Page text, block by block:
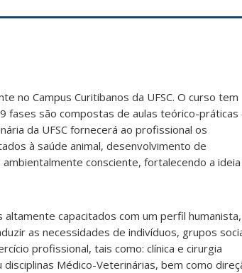
no Campus Curitibanos da UFSC. O curso tem
fases são compostas de aulas teórico-práticas
da UFSC fornecerá ao profissional os
à saúde animal, desenvolvimento de
consciente, fortalecendo a
capacitados com um perfil humanista,
as necessidades de indivíduos, grupos
profissional, tais como: clínica e cirurgia
Médico-Veterinárias, bem como